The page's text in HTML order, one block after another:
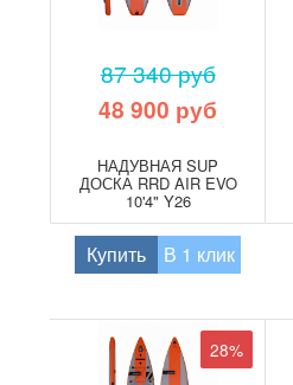
87 340 руб
48 900 руб
НАДУВНАЯ SUP
ДОСКА RRD AIR EVO
10'4" Y26
Купить В 1 клик
28%